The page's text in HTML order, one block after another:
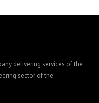
delivering services of the
sector of the